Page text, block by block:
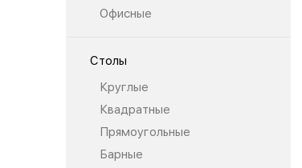
Офисные
Столы
Круглые
Квадратные
Прямоугольные
Барные